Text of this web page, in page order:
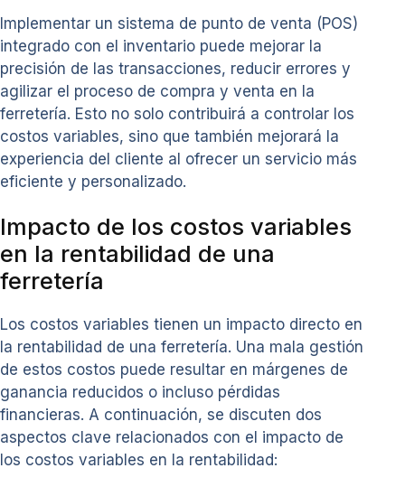
Implementar un sistema de punto de venta (POS)
integrado con el inventario puede mejorar la
precisión de las transacciones, reducir errores y
agilizar el proceso de compra y venta en la
ferretería. Esto no solo contribuirá a controlar los
costos variables, sino que también mejorará la
experiencia del cliente al ofrecer un servicio más
eficiente y personalizado.
Impacto de los costos variables
en la rentabilidad de una
ferretería
Los costos variables tienen un impacto directo en
la rentabilidad de una ferretería. Una mala gestión
de estos costos puede resultar en márgenes de
ganancia reducidos o incluso pérdidas
financieras. A continuación, se discuten dos
aspectos clave relacionados con el impacto de
los costos variables en la rentabilidad: